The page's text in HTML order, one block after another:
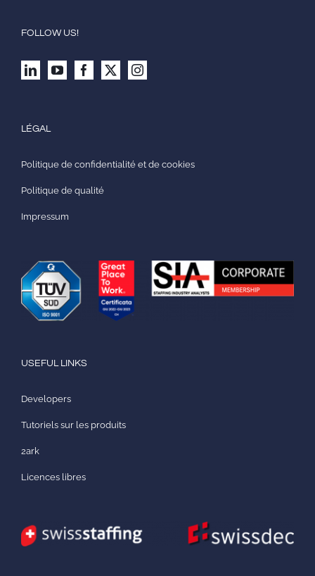
FOLLOW US!
LÉGAL
Politique de confidentialité et de cookies
Politique de qualité
Impressum
USEFUL LINKS
Developers
Tutoriels sur les produits
2ark
Licences libres